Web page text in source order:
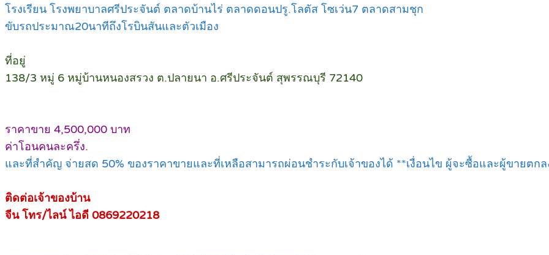
โรงเรียน โรงพยาบาลศรีประจันต์ ตลาดบ้านไร่ ตลาดดอนปรู.โลตัส โซเว่น7 ตลาดสามชุก
ขับรถประมาณ20นาทีถึงโรบินสันและตัวเมือง
ที่อยู่
138/3 หมู่ 6 หมู่บ้านหนองสรวง ต.ปลายนา อ.ศรีประจันต์ สุพรรณบุรี 72140
ราคาขาย 4,500,000 บาท
ค่าโอนคนละครึ่ง.
และที่สำคัญ จ่ายสด 50% ของราคาขายและที่เหลือสามารถผ่อนชำระกับเจ้าของได้ **เงื่อนไข ผู้จะซื้อและผู้ขายตก
ติดต่อเจ้าของบ้าน
จีน โทร/ไลน์ ไอดี 0869220218